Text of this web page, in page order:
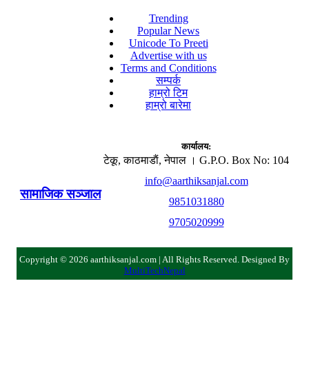
Trending
Popular News
Unicode To Preeti
Advertise with us
Terms and Conditions
सम्पर्क
हाम्रो टिम
हाम्रो बारेमा
सामाजिक सञ्जाल
कार्यालय:
टेकू, काठमाडाैं, नेपाल । G.P.O. Box No: 104
info@aarthiksanjal.com
9851031880
9705020999
Copyright © 2026 aarthiksanjal.com | All Rights Reserved. Designed By
MultiTechNepal